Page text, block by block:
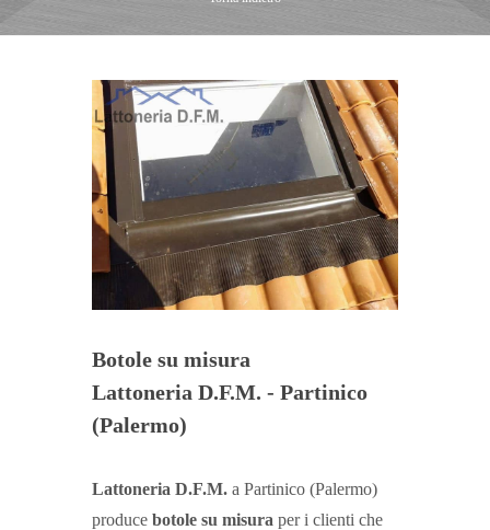
Botole su misura
Lattoneria D.F.M. - Partinico
(Palermo)
Lattoneria D.F.M. a Partinico (Palermo)
produce botole su misura per i clienti che